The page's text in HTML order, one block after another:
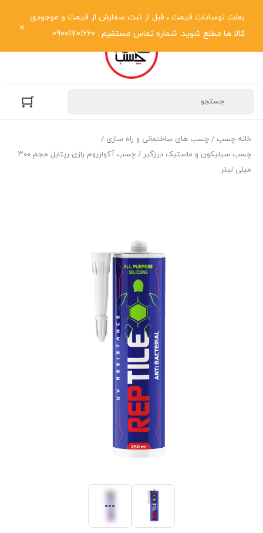
بعلت نوسانات قیمت ، قبل از ثبت سفارش از قیمت و موجودی
کالا ها مطلع شوید. شماره تماس مستقیم : 09001701660
خانه چسب / چسب های ساختمانی و راه سازی /
چسب سیلیکون و ماستیک درزگیر
/ چسب آکواریوم رازی رپتایل حجم ۳۰۰
میلی لیتر